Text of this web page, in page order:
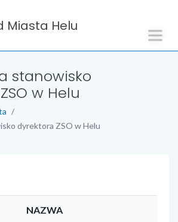
Miasta Helu
stanowisko
w Helu
dyrektora ZSO w Helu
NAZWA